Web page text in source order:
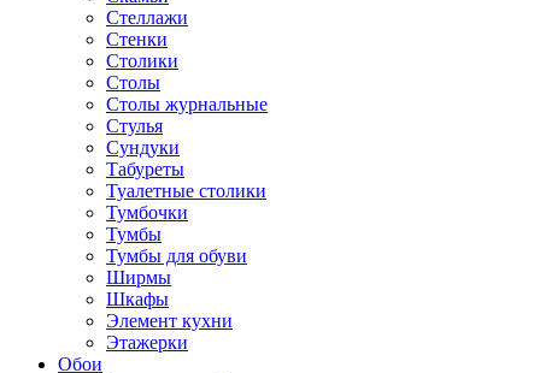
Стеллажи
Стенки
Столики
Столы
Столы журнальные
Стулья
Сундуки
Табуреты
Туалетные столики
Тумбочки
Тумбы
Тумбы для обуви
Ширмы
Шкафы
Элемент кухни
Этажерки
Обои